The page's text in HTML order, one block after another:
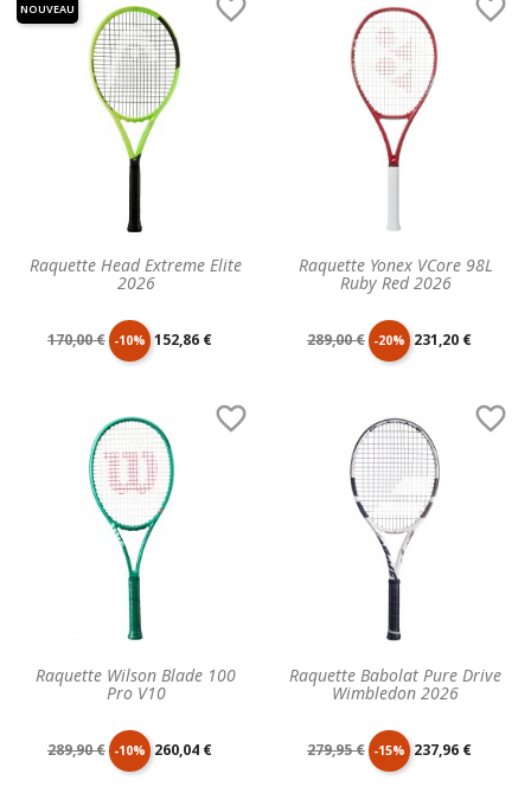
Raquette Head Extreme Elite
2026

Prix
170,00 € -10% Prix
152,86 €
NOUVEAU
Raquette Yonex VCore 98L
Ruby Red 2026

Prix
289,00 € -20% Prix
231,20 €
Raquette Wilson Blade 100
Pro V10

Prix
289,90 € -10% Prix
260,04 €
Raquette Babolat Pure Drive
Wimbledon 2026

Prix
279,95 € -15% Prix
237,96 €